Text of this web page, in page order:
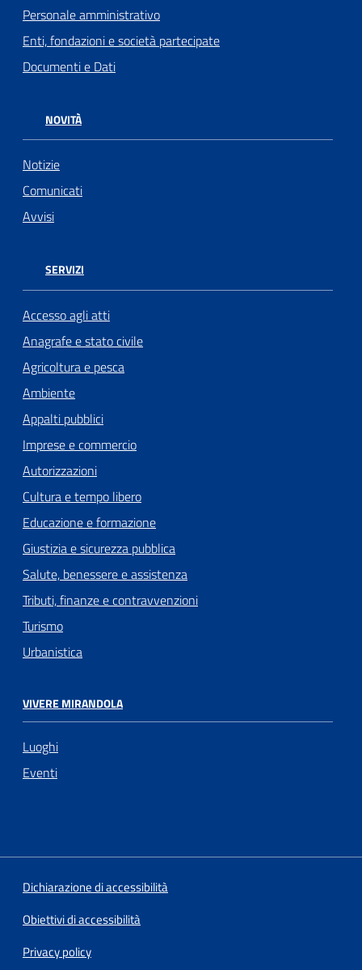
Personale amministrativo
Enti, fondazioni e società partecipate
Documenti e Dati
NOVITÀ
Notizie
Comunicati
Avvisi
SERVIZI
Accesso agli atti
Anagrafe e stato civile
Agricoltura e pesca
Ambiente
Appalti pubblici
Imprese e commercio
Autorizzazioni
Cultura e tempo libero
Educazione e formazione
Giustizia e sicurezza pubblica
Salute, benessere e assistenza
Tributi, finanze e contravvenzioni
Turismo
Urbanistica
VIVERE MIRANDOLA
Luoghi
Eventi
Dichiarazione di accessibilità
Obiettivi di accessibilità
Privacy policy